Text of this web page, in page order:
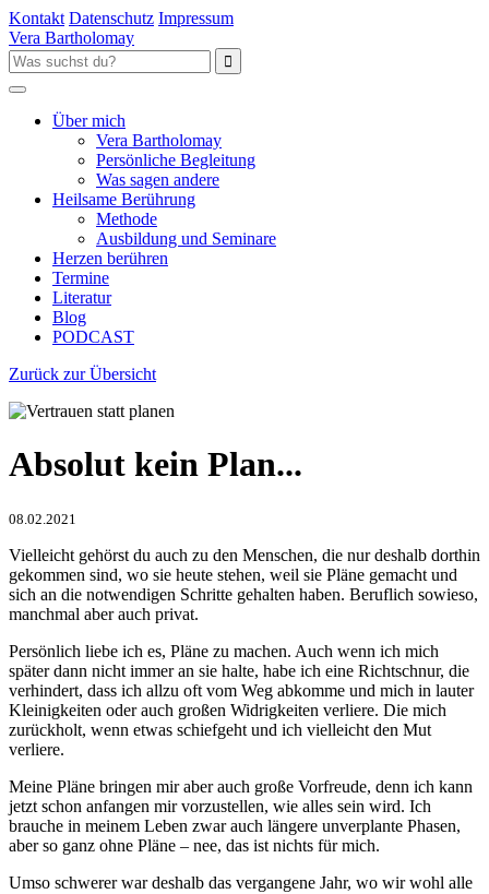
Kontakt Datenschutz Impressum
Vera Bartholomay
Über mich
Vera Bartholomay
Persönliche Begleitung
Was sagen andere
Heilsame Berührung
Methode
Ausbildung und Seminare
Herzen berühren
Termine
Literatur
Blog
PODCAST
Zurück zur Übersicht
Absolut kein Plan...
08.02.2021
Vielleicht gehörst du auch zu den Menschen, die nur deshalb dorthin
gekommen sind, wo sie heute stehen, weil sie Pläne gemacht und
sich an die notwendigen Schritte gehalten haben. Beruflich sowieso,
manchmal aber auch privat.
Persönlich liebe ich es, Pläne zu machen. Auch wenn ich mich
später dann nicht immer an sie halte, habe ich eine Richtschnur, die
verhindert, dass ich allzu oft vom Weg abkomme und mich in lauter
Kleinigkeiten oder auch großen Widrigkeiten verliere. Die mich
zurückholt, wenn etwas schiefgeht und ich vielleicht den Mut
verliere.
Meine Pläne bringen mir aber auch große Vorfreude, denn ich kann
jetzt schon anfangen mir vorzustellen, wie alles sein wird. Ich
brauche in meinem Leben zwar auch längere unverplante Phasen,
aber so ganz ohne Pläne – nee, das ist nichts für mich.
Umso schwerer war deshalb das vergangene Jahr, wo wir wohl alle